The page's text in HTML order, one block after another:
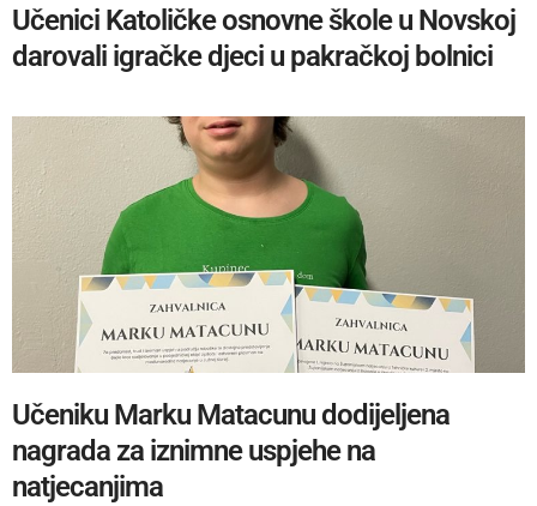
Učenici Katoličke osnovne škole u Novskoj
darovali igračke djeci u pakračkoj bolnici
Učeniku Marku Matacunu dodijeljena
nagrada za iznimne uspjehe na
natjecanjima